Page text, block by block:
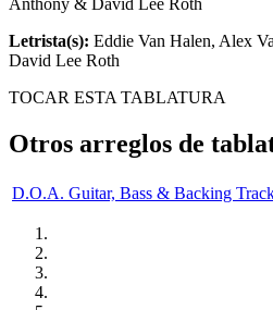
Anthony & David Lee Roth
Letrista(s): Eddie Van Halen, Alex
David Lee Roth
TOCAR ESTA TABLATURA
Otros arreglos de
D.O.A. Guitar, Bass & Backing